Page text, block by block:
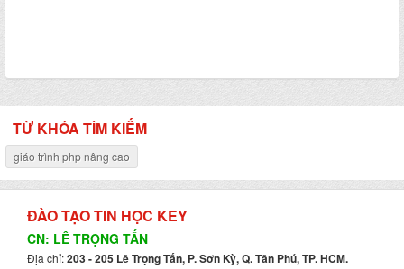
TỪ KHÓA TÌM KIẾM
giáo trình php nâng cao
ĐÀO TẠO TIN HỌC KEY
CN: LÊ TRỌNG TẤN
Địa chỉ:203 - 205 Lê Trọng Tấn, P. Sơn Kỳ, Q. Tân Phú, TP. HCM.